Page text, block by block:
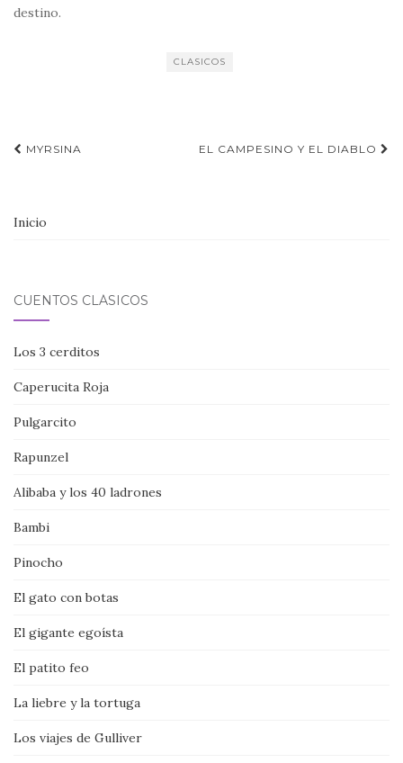
destino.
CLASICOS
Navegación
MYRSINA EL CAMPESINO Y EL DIABLO
Inicio
CUENTOS CLÁSICOS
Los 3 cerditos
Caperucita Roja
Pulgarcito
Rapunzel
Alibaba y los 40 ladrones
Bambi
Pinocho
El gato con botas
El gigante egoísta
El patito feo
La liebre y la tortuga
Los viajes de Gulliver